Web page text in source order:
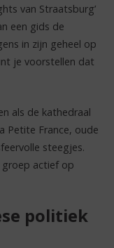
van Straatsburg’
een gids de
in zijn geheel op
je voorstellen dat
als de kathedraal
Petite France, oude
steegjes.
actief op
politiek